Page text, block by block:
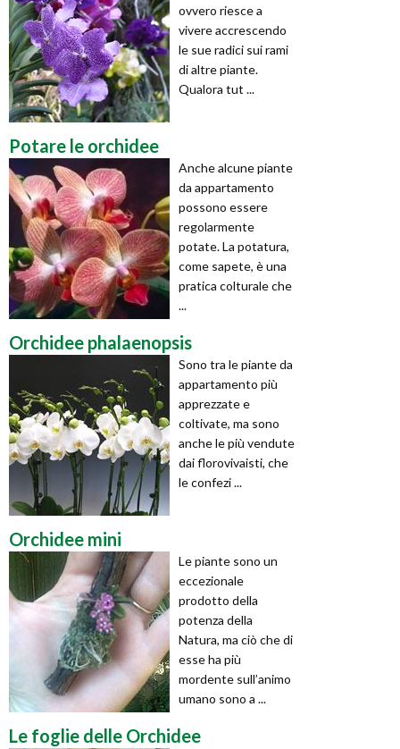
ovvero riesce a
vivere accrescendo
le sue radici sui rami
di altre piante.
Qualora tut ...
Potare le orchidee
Anche alcune piante
da appartamento
possono essere
regolarmente
potate. La potatura,
come sapete, è una
pratica colturale che
...
Orchidee phalaenopsis
Sono tra le piante da
appartamento più
apprezzate e
coltivate, ma sono
anche le più vendute
dai florovivaisti, che
le confezi ...
Orchidee mini
Le piante sono un
eccezionale
prodotto della
potenza della
Natura, ma ciò che di
esse ha più
mordente sull’animo
umano sono a ...
Le foglie delle Orchidee